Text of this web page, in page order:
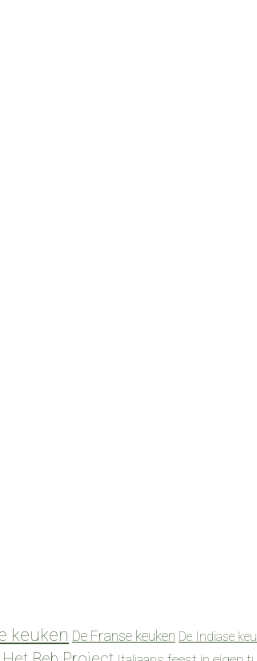
keuken De Franse keuken De Indiase